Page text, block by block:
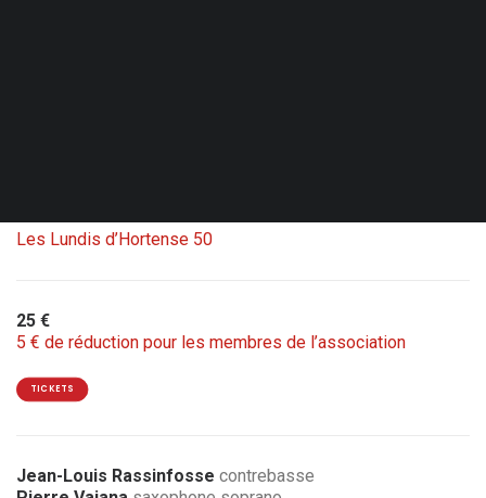
Les Lundis d’Hortense 50
25 €
5 € de réduction pour les membres de l’association
TICKETS
Jean-Louis Rassinfosse contrebasse